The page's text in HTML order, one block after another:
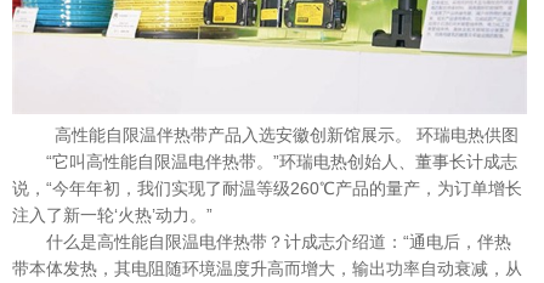
高性能自限温伴热带产品入选安徽创新馆展示。 环瑞电热供图
“它叫高性能自限温电伴热带。”环瑞电热创始人、董事长计成志
说，“今年年初，我们实现了耐温等级260℃产品的量产，为订单增长
注入了新一轮‘火热’动力。”
什么是高性能自限温电伴热带？计成志介绍道：“通电后，伴热
带本体发热，其电阻随环境温度升高而增大，输出功率自动衰减，从